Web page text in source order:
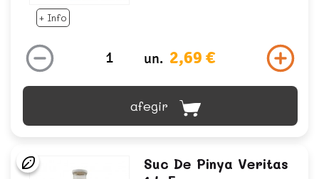
+ Info
un. 2,69 €
afegir
Suc De Pinya Veritas